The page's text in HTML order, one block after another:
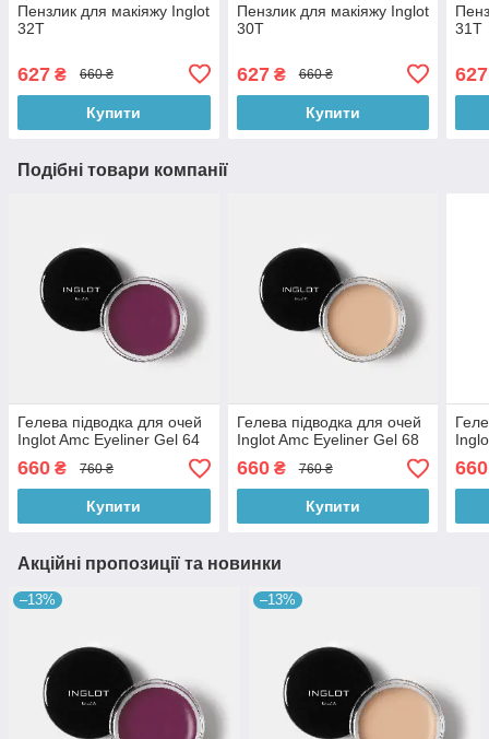
Пензлик для макіяжу Inglot
32T
627 ₴ 660 ₴
Купити
Пензлик для макіяжу Inglot
30T
627₴ 660 ₴
Купити
31T
627
Подібні товари компанії
Гелева підводка для очей
Inglot Amc Eyeliner Gel 64
660 ₴ 760 ₴
Купити
Гелева підводка для очей
Inglot Amc Eyeliner Gel 68
660₴ 760 ₴
Купити
660
Акційні пропозиції та новинки
–13% –13%